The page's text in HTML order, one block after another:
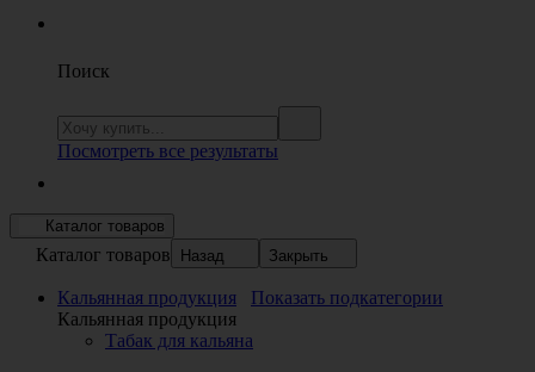
Поиск
Посмотреть все результаты
Каталог товаров
Каталог товаров Назад Закрыть
Кальянная продукция
Показать подкатегории
Кальянная продукция
Табак для кальяна